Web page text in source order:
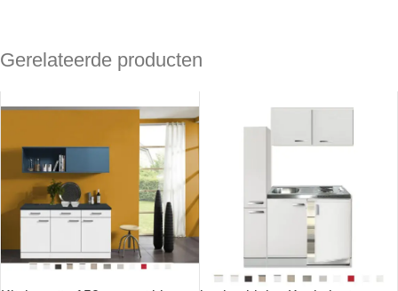
Gerelateerde producten